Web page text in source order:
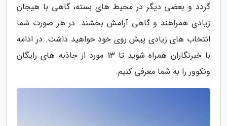
گردد و بعضی دیگر در محیط های بسته، گاهی با هیجان
زیادی همراهند و گاهی آرامش بخشند. در هر صورت شما
انتخاب های زیادی پیش روی خود خواهید داشت. در ادامه
با خبرنگاران همراه شوید تا 13 مورد از جاذبه های رایگان
ونکوور را به شما معرفی کنیم.